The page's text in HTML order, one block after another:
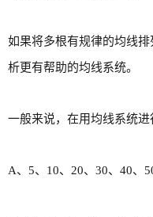
如果将多根有规律的均线
析更有帮助的均线系统。
一般来说，在用均线系统进
A、5、10、20、30、40、